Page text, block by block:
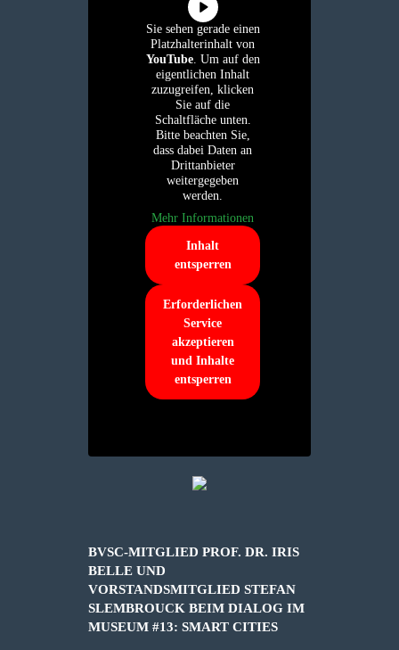
Sie sehen gerade einen
Platzhalterinhalt von
YouTube. Um auf den
eigentlichen Inhalt
zuzugreifen, klicken
Sie auf die
Schaltfläche unten.
Bitte beachten Sie,
dass dabei Daten an
Drittanbieter
weitergegeben
werden.
Mehr Informationen
Inhalt
entsperren
Erforderlichen
Service
akzeptieren
und Inhalte
entsperren
BVSC-MITGLIED PROF. DR. IRIS
BELLE UND
VORSTANDSMITGLIED STEFAN
SLEMBROUCK BEIM DIALOG IM
MUSEUM #13: SMART CITIES